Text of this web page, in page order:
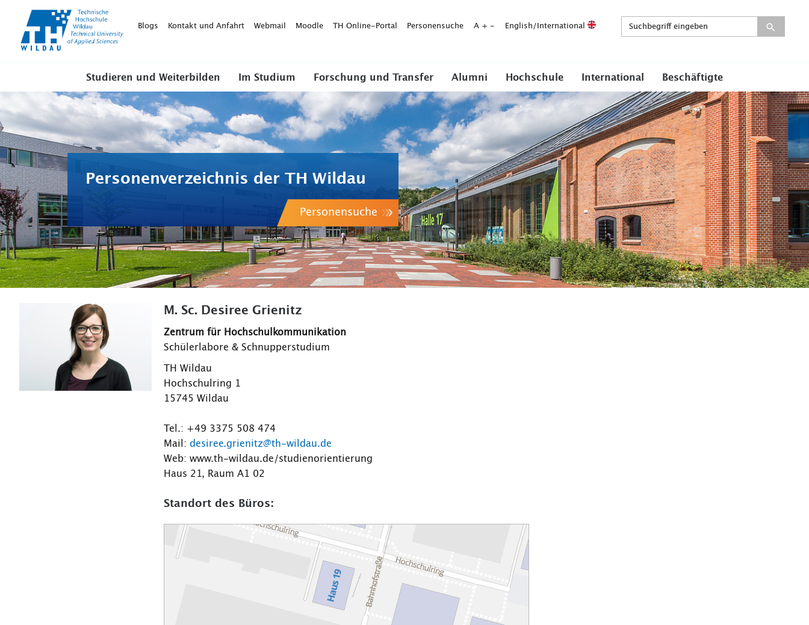
WildauBlogs Kontakt und Anfahrt Webmail Moodle TH Online-Portal Personensuche A + - English/International
Studieren und Weiterbilden Im Studium Forschung und Transfer Alumni Hochschule International Beschäftigte
Personenverzeichnis der TH Wildau
Personensuche
M. Sc. Desiree Grienitz
Zentrum für Hochschulkommunikation
Schülerlabore & Schnupperstudium
TH Wildau
Hochschulring 1
15745 Wildau
Tel.: +49 3375 508 474
Mail: desiree.grienitz@th-wildau.de
Web: www.th-wildau.de/studienorientierung
Haus 21, Raum A1 02
Standort des Büros: